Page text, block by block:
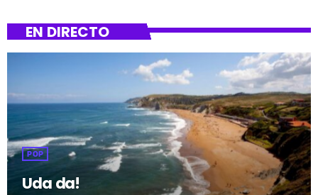
EN DIRECTO
POP
Uda da!